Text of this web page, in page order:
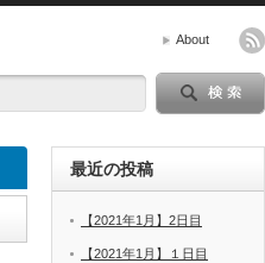
About
最近の投稿
【2021年1月】2日目
【2021年1月】１日目